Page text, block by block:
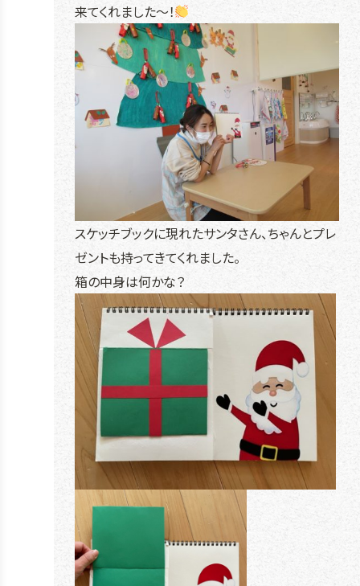
来てくれました～！
スケッチブックに現れたサンタさん、ちゃんとプレ
ゼントも持ってきてくれました。
箱の中身は何かな？